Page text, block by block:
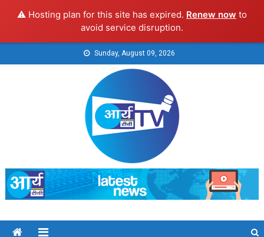
⚠️ Hosting plan for this site has expired. Renew now to
avoid service disruption.
to
Sunday, August 09, 2026
Arya TV